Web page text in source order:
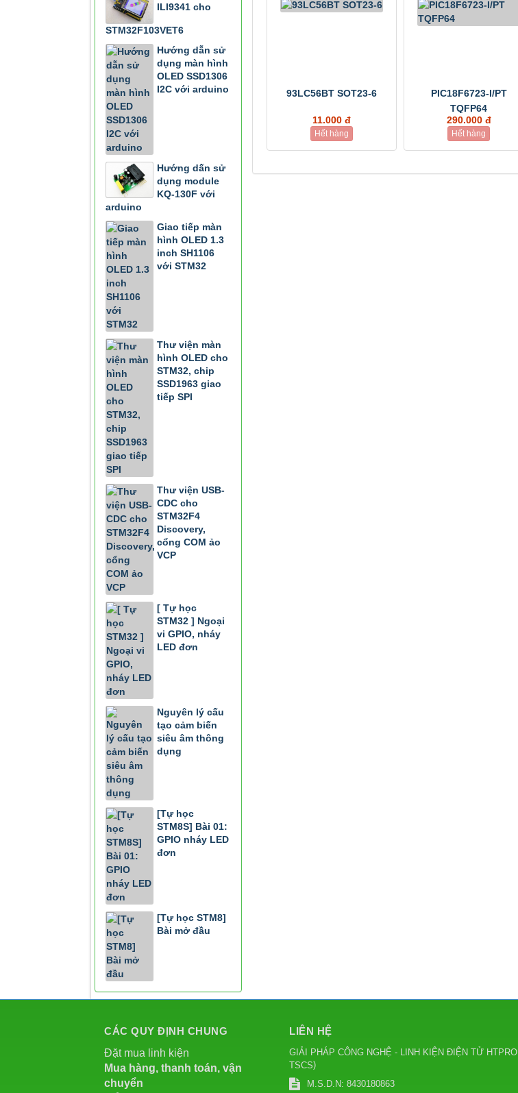
93LC56BT SOT23-6
11.000 đ
Hết hàng
PIC18F6723-I/PT
TQFP64
290.000 đ
Hết hàng
ILI9341 cho
STM32F103VET6
Hướng dẫn sử
dụng màn hình
OLED SSD1306
I2C với arduino
Hướng dấn sử
dụng module
KQ-130F với
arduino
Giao tiếp màn
hình OLED 1.3
inch SH1106
với STM32
Thư viện màn
hình OLED cho
STM32, chip
SSD1963 giao
tiếp SPI
Thư viện USB-
CDC cho
STM32F4
Discovery,
cổng COM ảo
VCP
[ Tự học
STM32 ] Ngoại
vi GPIO, nháy
LED đơn
Nguyên lý cấu
tạo cảm biến
siêu âm thông
dụng
[Tự học
STM8S] Bài 01:
GPIO nháy LED
đơn
[Tự học STM8]
Bài mở đầu
CÁC QUY ĐỊNH CHUNG
Đặt mua linh kiện
Mua hàng, thanh toán, vận
chuyển
LIÊN HỆ
GIẢI PHÁP CÔNG NGHỆ - LINH KIỆN ĐIỆN TỬ HTPRO
TSCS)
M.S.D.N: 8430180863